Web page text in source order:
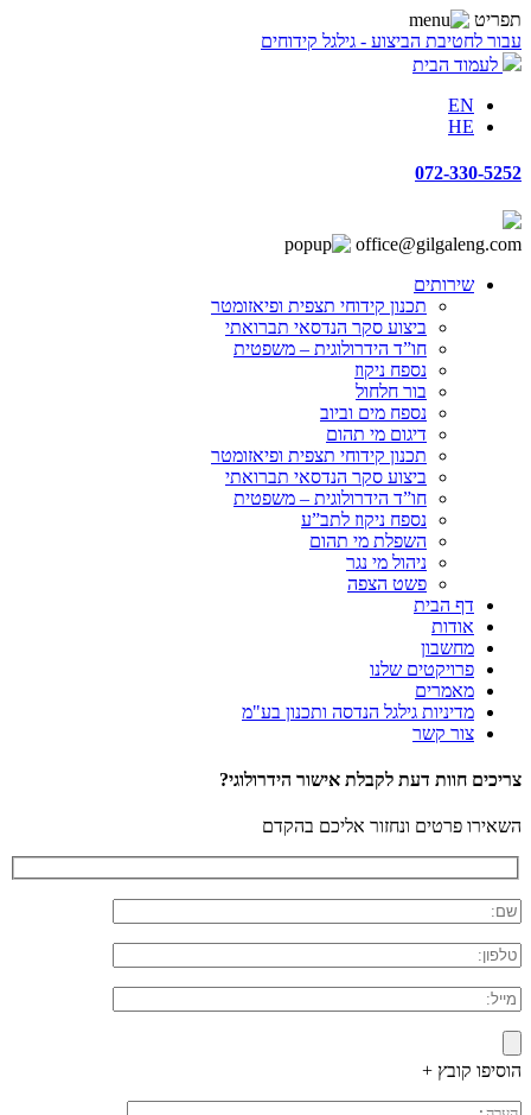
תפריט
עבור לחטיבת הביצוע - גילגל קידוחים
לעמוד הבית
EN
HE
072-330-5252
office@gilgaleng.com
שירותים
תכנון קידוחי תצפית ופיאזומטר
ביצוע סקר הנדסאי תברואתי
חו”ד הידרולוגית – משפטית
נספח ניקוז
בור חלחול
נספח מים וביוב
דיגום מי תהום
תכנון קידוחי תצפית ופיאזומטר
ביצוע סקר הנדסאי תברואתי
חו”ד הידרולוגית – משפטית
נספח ניקוז לתב”ע
השפלת מי תהום
ניהול מי נגר
פשט הצפה
דף הבית
אודות
מחשבון
פרויקטים שלנו
מאמרים
מדיניות גילגל הנדסה ותכנון בע"מ
צור קשר
צריכים חוות דעת לקבלת אישור הידרולוגי?
השאירו פרטים ונחזור אליכם בהקדם
הוסיפו קובץ +